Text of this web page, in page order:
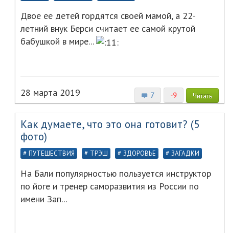
Двое ее детей гордятся своей мамой, а 22-
летний внук Берси считает ее самой крутой
бабушкой в мире...
7 -9 Читать
28 марта 2019
Как думаете, что это она готовит? (5
фото)
ПУТЕШЕСТВИЯ ТРЭШ ЗДОРОВЬЕ ЗАГАДКИ
На Бали популярностью пользуется инструктор
по йоге и тренер саморазвития из России по
имени Зап...